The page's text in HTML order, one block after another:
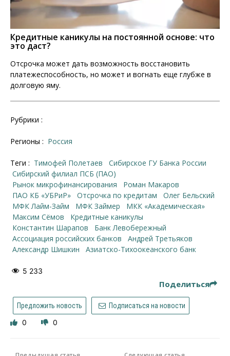
Кредитные каникулы на постоянной основе: что
это даст?
Отсрочка может дать возможность восстановить
платежеспособность, но может и вогнать еще глубже в
долговую яму.
Рубрики :
Регионы : Россия
Теги : Тимофей Полетаев
Сибирское ГУ Банка России
Сибирский филиал ПСБ (ПАО)
рынок микрофинансирования
Роман Макаров
ПАО КБ «УБРиР»
отсрочка по кредитам
Олег Бельский
МФК Лайм-Займ
МФК Займер
МКК «Академическая»
Максим Сёмов
кредитные каникулы
Константин Шарапов
Банк Левобережный
Ассоциация российских банков
Андрей Третьяков
Александр Шишкин
Азиатско-Тихоокеанского банк
5 233
Поделиться
Предложить новость Подписаться на новости
0 0